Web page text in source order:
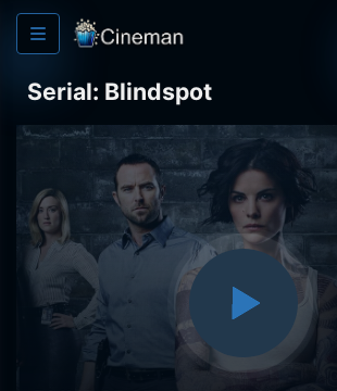
Serial: Blindspot